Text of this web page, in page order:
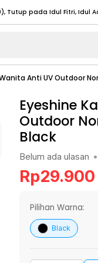
Tutup pada Idul Fitri
- 17:00) Selengkapnya
- 17:00)
Selengkapnya
Tutup pada Idul Fitri
Tutup pada Idul Fitri
Tutup pada Idul Fitri
- 17:00) Selengkapnya
Anti UV Outdoor
Eyeshine
Outdoor
Black
Belum ada ulasan •
Rp29.900
Pilihan Warna:
Black